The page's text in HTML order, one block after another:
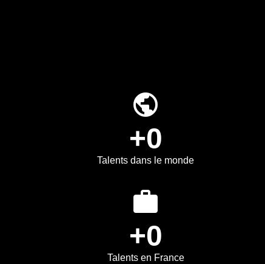
public
+0
Talents dans le monde
work
+0
Talents en France